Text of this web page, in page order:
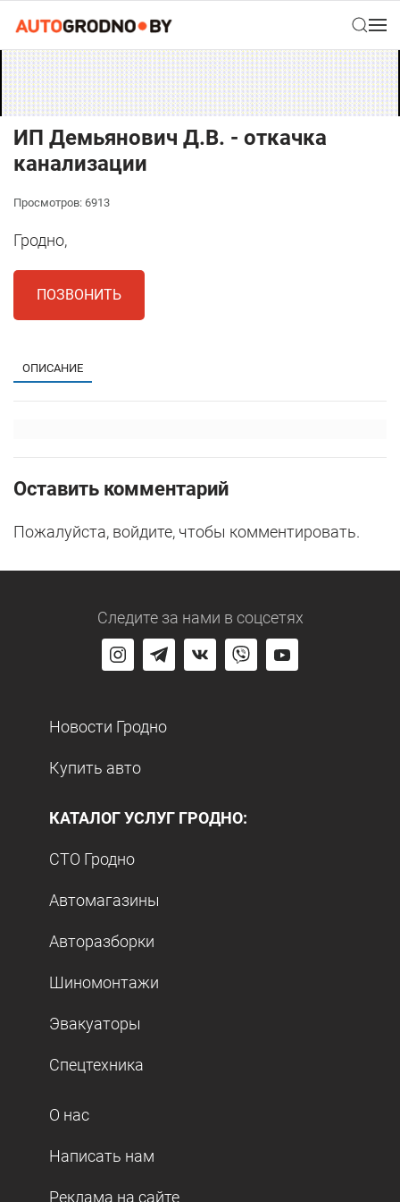
ИП Демьянович Д.В. - откачка
канализации
Просмотров: 6913
Гродно,
ПОЗВОНИТЬ
ОПИСАНИЕ
Оставить комментарий
Пожалуйста, войдите, чтобы комментировать.
Следите за нами в соцсетях
Новости Гродно
Купить авто
КАТАЛОГ УСЛУГ ГРОДНО:
СТО Гродно
Автомагазины
Авторазборки
Шиномонтажи
Эвакуаторы
Спецтехника
О нас
Написать нам
Реклама на сайте